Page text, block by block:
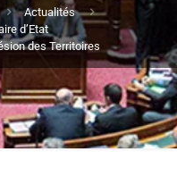
Actualités
d’Etat
des Territoires